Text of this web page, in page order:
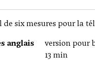
six mesures pour la
anglais
version pour
13 min